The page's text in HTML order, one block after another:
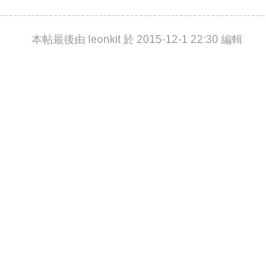
本帖最後由 leonkit 於 2015-12-1 22:30 編輯